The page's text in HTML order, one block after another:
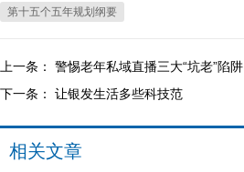
第十五个五年规划纲要
上一条： 警惕老年私域直播三大“坑老”陷阱
下一条： 让银发生活多些科技范
相关文章